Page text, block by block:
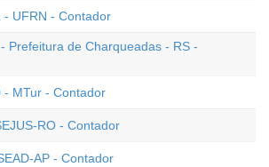
- UFRN - Contador
Prefeitura de Charqueadas - RS -
- MTur - Contador
RO - Contador
AP - Contador